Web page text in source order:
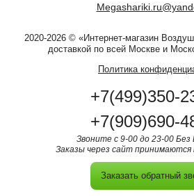
2020-2026 © «Интернет-магазин
доставкой по всей Москве и
Политика
+7(499)350-
+7(909)690-
Звоните с 9-00 до 23-00 Без
Заказы через сайт принимаются
Заказать обратный